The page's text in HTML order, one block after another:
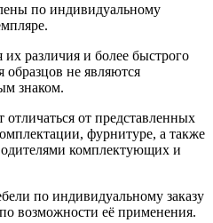
по индивидуальному
различия и более быстрого
образцов не являются
знаком.
от представленных
фурнитуре, а также
комплектующих и
по индивидуальному заказу
возможности её применения.